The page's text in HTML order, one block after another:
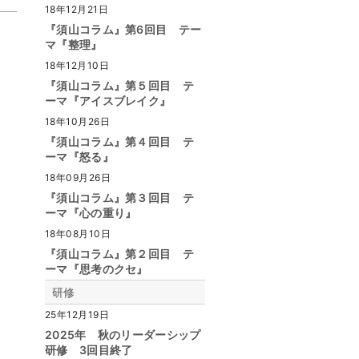
18年12月21日
『須山コラム』第6回目 テー
マ『整理』
18年12月10日
『須山コラム』第５回目 テ
ーマ『アイスブレイク』
18年10月26日
『須山コラム』第４回目 テ
ーマ『怒る』
18年09月26日
『須山コラム』第３回目 テ
ーマ『心の重り』
18年08月10日
『須山コラム』第２回目 テ
ーマ『思考のクセ』
研修
25年12月19日
2025年 秋のリーダーシップ
研修 3回目終了